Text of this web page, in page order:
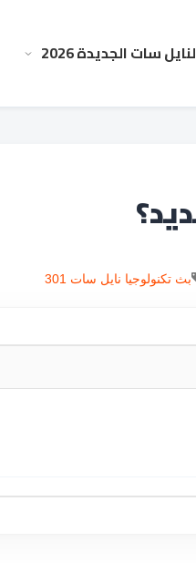
سات الجديدة 2026
بث تكنولوجيا نايل سات 301